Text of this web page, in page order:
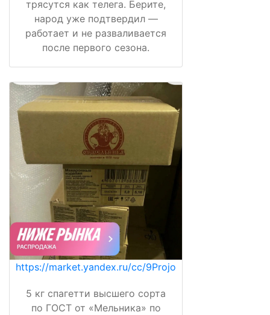
трясутся как телега. Берите,
народ уже подтвердил —
работает и не разваливается
после первого сезона.
https://market.yandex.ru/cc/9Projo
5 кг спагетти высшего сорта
по ГОСТ от «Мельника» по